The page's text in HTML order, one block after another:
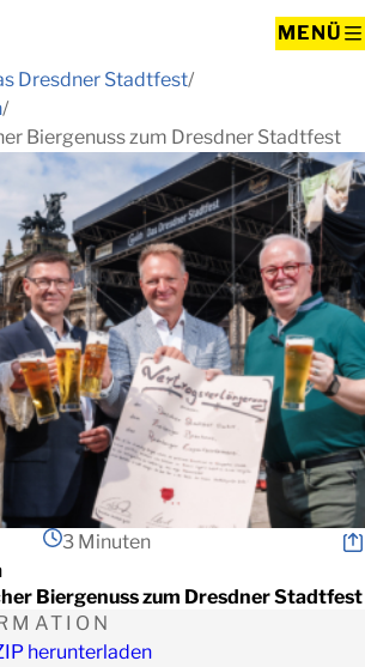
MENÜ
Dresdner Stadtfest
Biergenuss zum Dresdner Stadtfest
3 Minuten
Biergenuss zum Dresdner Stadtfest
herunterladen